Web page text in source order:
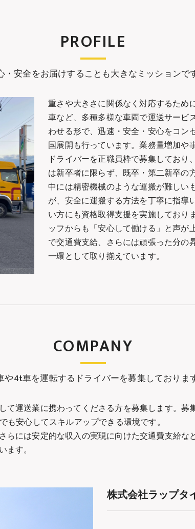
・安全をお届けすることも大きなミッションで
PROFILE
重さや大きさに関係なく対応するた
車など、多種多様な車両で運送サービ
わせる形で、迅速・安全・安心をコン
国展開も行っています。業務量増加や
ドライバーを正職員枠で募集してお
は新卒者に限らず、既卒・第二新卒の
中には精密機械のような運搬が難しい
が、安全に運搬する方法を丁寧に指導
い方にも資格取得支援を実施しており
ッフからも「安心して働ける」と声
で交通費支給、さらには頑張った分
一環として取り揃えています。
や4t車を運転するドライバーを募集しておりま
COMPANY
て運送業に携わってくださる方を募集します。
安心してスキルアップできる環境です。
には安定的な収入の実現に向けた交通費支給
す。
株式会社ラップタ